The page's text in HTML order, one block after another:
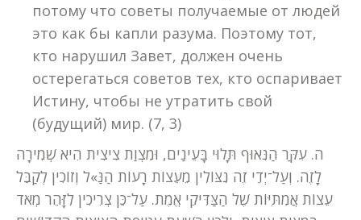
потому что советы получаемые от людей
это как бы капли разума. Поэтому тот,
кто нарушил Завет, должен очень
остерегаться советов тех, кто оспаривает
Истину, чтобы не утратить свой
(будущий) мир. (7, 3)
ה. עִקַּר הַנִּאוּף תָּלוּי בָּעֵינַים, וּמִצְוַת צִיצִית הִיא שְׁמִירָה
לָזֶה. וְעַל־יְדֵי זֶה נִצּוֹלִין מֵעֵצוֹת רָעוֹת הַנַּ»ל וְזוֹכִין לְקַבֵּל
עֵצוֹת אֲמִתִּיּוֹת שֶׁל הַצַּדִּיקֵי אֱמֶת. עַל־כֵּן צְרִיכִין לִזָּהֵר מְאֹד